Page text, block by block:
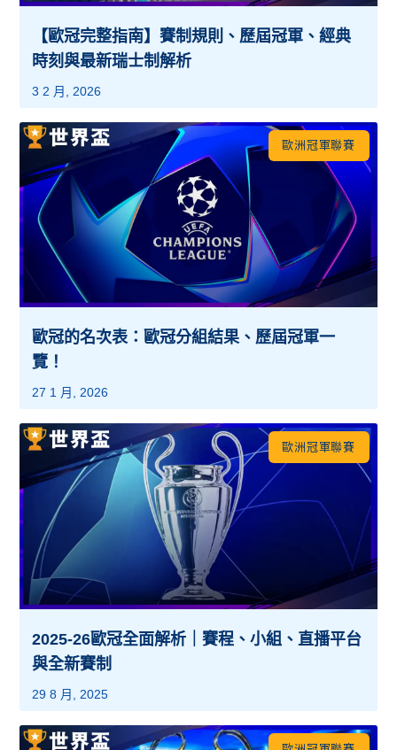
【歐冠完整指南】賽制規則、歷屆冠軍、經典
時刻與最新瑞士制解析
3 2 月, 2026
歐洲冠軍聯賽
歐冠的名次表：歐冠分組結果、歷屆冠軍一
覽！
27 1 月, 2026
歐洲冠軍聯賽
2025-26歐冠全面解析｜賽程、小組、直播平台
與全新賽制
29 8 月, 2025